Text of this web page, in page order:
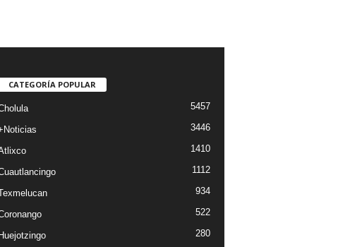
CATEGORÍA POPULAR
5457
3446
1410
1112
934
522
Huejotzingo 280